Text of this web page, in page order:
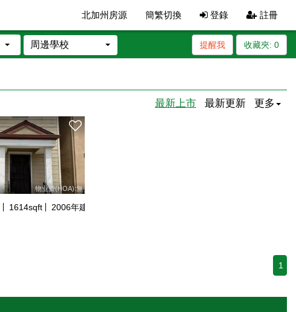
北加州房源 簡繁切換 登錄 註冊
周邊學校 收藏夾: 0
提醒我
最新上市 最新更新 更多
物业费(HOA):無
1614sqft 2006年建
1